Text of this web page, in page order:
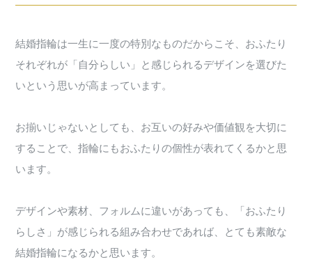
結婚指輪は一生に一度の特別なものだからこそ、おふたり
それぞれが「自分らしい」と感じられるデザインを選びた
いという思いが高まっています。
お揃いじゃないとしても、お互いの好みや価値観を大切に
することで、指輪にもおふたりの個性が表れてくるかと思
います。
デザインや素材、フォルムに違いがあっても、「おふたり
らしさ」が感じられる組み合わせであれば、とても素敵な
結婚指輪になるかと思います。